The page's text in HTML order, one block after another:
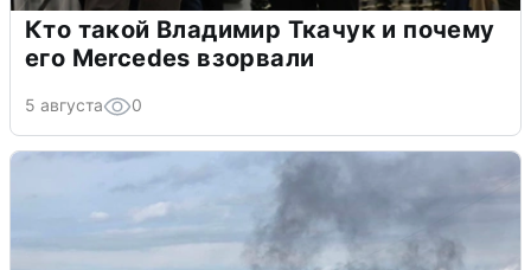
Кто такой Владимир Ткачук и почему
его Mercedes взорвали
5 августа 0